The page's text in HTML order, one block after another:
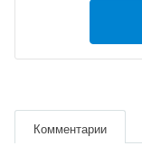
Комментарии